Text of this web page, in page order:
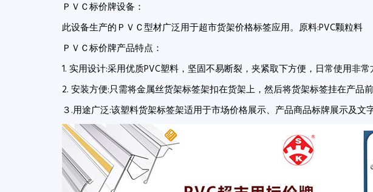
ＰＶＣ标价牌设备：
此设备生产的ＰＶＣ型材广泛用于超市货架价格标签应用。原料:PVC颗粒料
ＰＶＣ标价牌产品特点：
1. 实用设计:采用优质PVC塑料，坚固不易断裂，夹紧取下方便，日常使用非常
2. 安装方便:只需将金属丝货架标签架扣在货架上，然后将货架标签挂在产品
３.用途广泛:该塑料货架标签架适用于市场价格展示、产品商品标牌展示及